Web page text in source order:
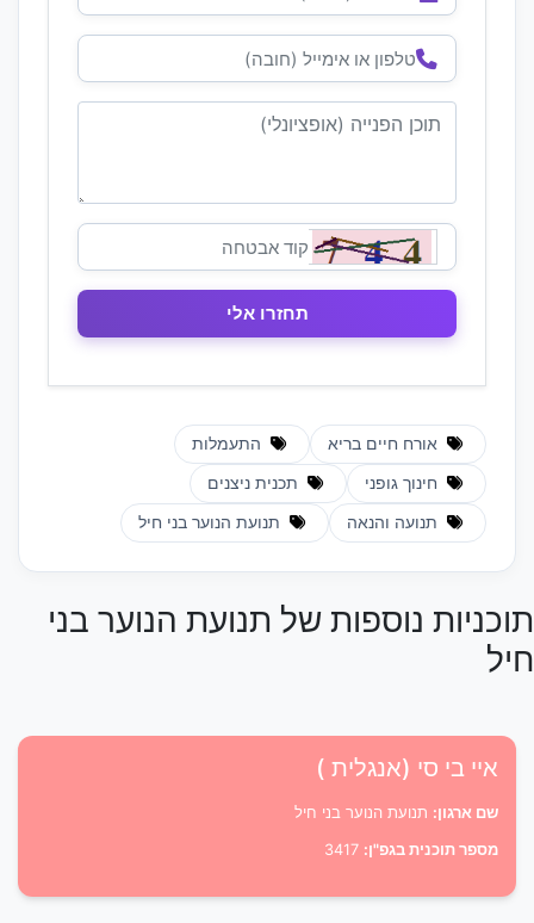
אורח חיים בריא התעמלות
חינוך גופני תכנית ניצנים
תנועה והנאה תנועת הנוער בני חיל
תוכניות נוספות של תנועת הנוער בני
חיל
איי בי סי (אנגלית )
שם ארגון: תנועת הנוער בני חיל
מספר תוכנית בגפ"ן: